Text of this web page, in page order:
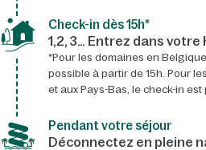
Check-in dès 15h*​
1,2, 3… Entrez dans
*Pour les domaines en
possible à partir de 15h. Pour
et aux Pays-Bas, le check-in est
Pendant votre séjour
Déconnectez en pleine